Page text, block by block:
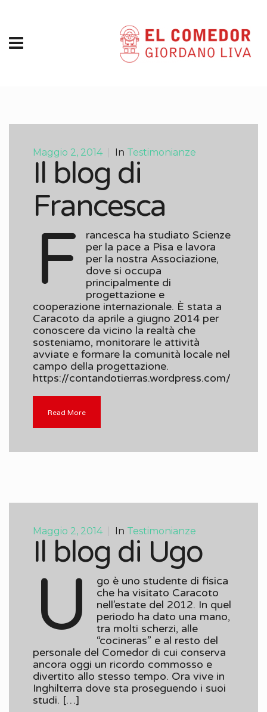
Maggio 2, 2014 In Testimonianze
Il blog di
Francesca
F
rancesca ha studiato Scienze
per la pace a Pisa e lavora
per la nostra Associazione,
dove si occupa
principalmente di
progettazione e
cooperazione internazionale. È stata a
Caracoto da aprile a giugno 2014 per
conoscere da vicino la realtà che
sosteniamo, monitorare le attività
avviate e formare la comunità locale nel
campo della progettazione.
https://contandotierras.wordpress.com/
Read More
Maggio 2, 2014 In Testimonianze
Il blog di Ugo
U
go è uno studente di fisica
che ha visitato Caracoto
nell’estate del 2012. In quel
periodo ha dato una mano,
tra molti scherzi, alle
“cocineras” e al resto del
personale del Comedor di cui conserva
ancora oggi un ricordo commosso e
divertito allo stesso tempo. Ora vive in
Inghilterra dove sta proseguendo i suoi
studi. […]